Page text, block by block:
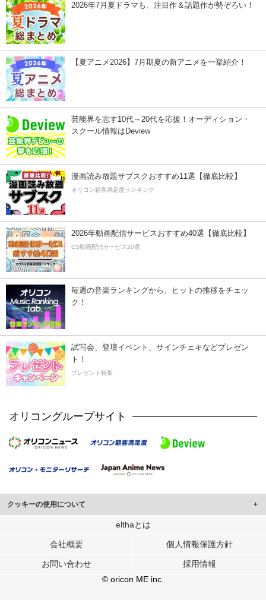
2026年7月夏ドラマも、注目作＆話題作が勢ぞろい！
【夏アニメ2026】7月期夏の新アニメを一挙紹介！
芸能界を志す10代～20代を応援！オーディション・
スクール情報はDeview
漫画読み放題サブスクおすすめ11選【徹底比較】
オリコン顧客満足度ランキング
2026年動画配信サービスおすすめ40選【徹底比較】
CS動画配信サービス20選
毎週の音楽ランキングから、ヒットの推移をチェッ
ク！
試写会、登壇イベント、サインチェキなどプレゼン
ト！
プレゼント特集
オリコングループサイト
クッキーの使用について
このサイトでは Cookie を使用して、ユーザーに合わせたコンテンツや広告の
行っています。
メディアや広告配信、データ解析の各パートナーに提供しています。
各パートナーは、この情報とユーザーが各パートナーに提供した他の情報や、
ユーザーが各パートナーのサービスを使用したときに収集した他の情報を組み
elthaとは
会社概要 個人情報保護方針
お問い合わせ
採用情報
© oricon ME inc.